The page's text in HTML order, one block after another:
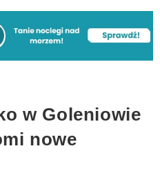
w Goleniowie
nowe